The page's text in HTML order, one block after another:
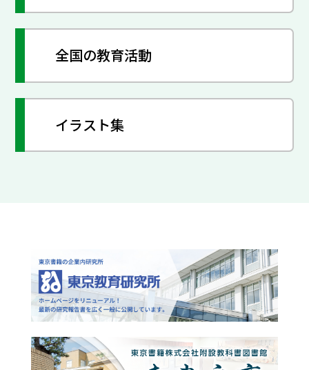
全国の教育活動
イラスト集